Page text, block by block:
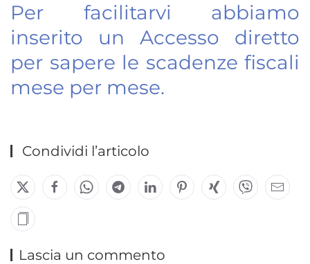
Per facilitarvi abbiamo
inserito un Accesso diretto
per sapere le scadenze fiscali
mese per mese.
Condividi l’articolo
Lascia un commento